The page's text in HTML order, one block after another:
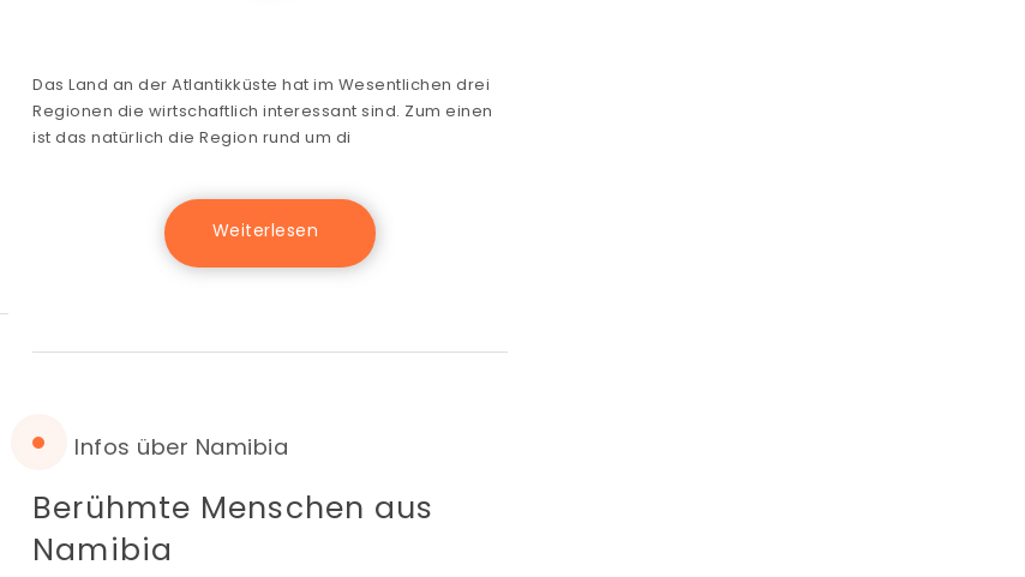
Das Land an der Atlantikküste hat im Wesentlichen drei
Regionen die wirtschaftlich interessant sind. Zum einen
ist das natürlich die Region rund um di
Infos über Namibia
Berühmte Menschen aus
Namibia